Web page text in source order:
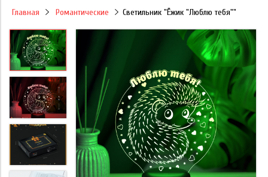
Главная Романтические Светильник "Ёжик "Люблю тебя""